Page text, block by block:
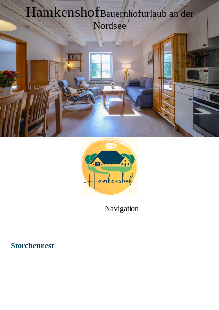
HamkenshofBauernhofurlaub an der
Nordsee
Navigation
Storchennest